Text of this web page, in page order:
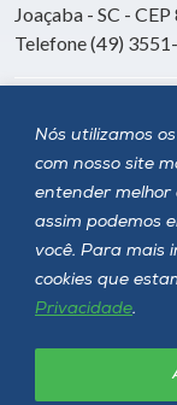
Nós utilizamos
com nosso site
entender melhor
assim podemos
você. Para mais
cookies que
Privacidade.
Joaçaba - SC -
Telefone (49)
Siga a
Política de privacidade